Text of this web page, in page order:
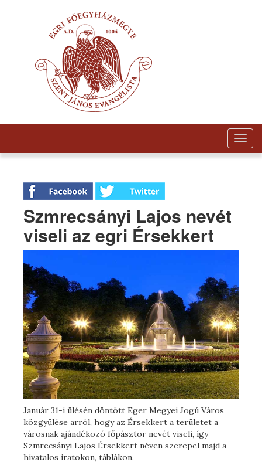
Szmrecsányi Lajos nevét
viseli az egri Érsekkert
Január 31-i ülésén döntött Eger Megyei Jogú Város
közgyűlése arról, hogy az Érsekkert a területet a
városnak ajándékozó főpásztor nevét viseli, így
Szmrecsányi Lajos Érsekkert néven szerepel majd a
hivatalos iratokon, táblákon.